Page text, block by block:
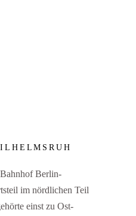
Berlin-
im nördlichen Teil
einst zu Ost-